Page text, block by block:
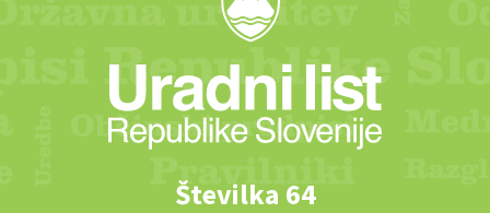
Številka 64